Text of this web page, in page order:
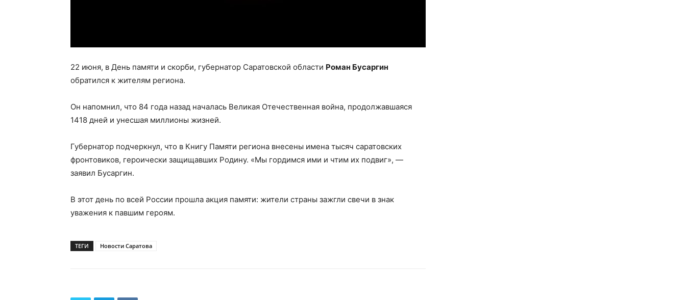
22 июня, в День памяти и скорби, губернатор Саратовской области Роман Бусаргин
обратился к жителям региона.
Он напомнил, что 84 года назад началась Великая Отечественная война, продолжавшаяся
1418 дней и унесшая миллионы жизней.
Губернатор подчеркнул, что в Книгу Памяти региона внесены имена тысяч саратовских
фронтовиков, героически защищавших Родину. «Мы гордимся ими и чтим их подвиг», —
заявил Бусаргин.
В этот день по всей России прошла акция памяти: жители страны зажгли свечи в знак
уважения к павшим героям.
ТЕГИ Новости Саратова